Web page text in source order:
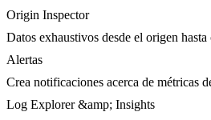
Origin Inspector
Datos exhaustivos desde el origen hasta
Alertas
Crea notificaciones acerca de métricas
Log Explorer &amp; Insights